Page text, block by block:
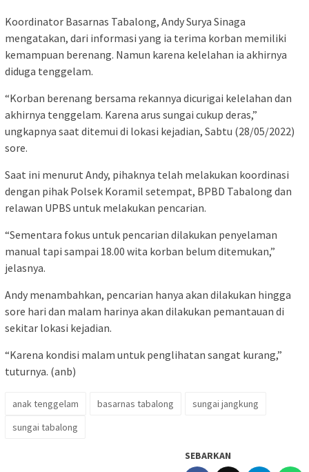
Koordinator Basarnas Tabalong, Andy Surya Sinaga
mengatakan, dari informasi yang ia terima korban memiliki
kemampuan berenang. Namun karena kelelahan ia akhirnya
diduga tenggelam.
“Korban berenang bersama rekannya dicurigai kelelahan dan
akhirnya tenggelam. Karena arus sungai cukup deras,”
ungkapnya saat ditemui di lokasi kejadian, Sabtu (28/05/2022)
sore.
Saat ini menurut Andy, pihaknya telah melakukan koordinasi
dengan pihak Polsek Koramil setempat, BPBD Tabalong dan
relawan UPBS untuk melakukan pencarian.
“Sementara fokus untuk pencarian dilakukan penyelaman
manual tapi sampai 18.00 wita korban belum ditemukan,”
jelasnya.
Andy menambahkan, pencarian hanya akan dilakukan hingga
sore hari dan malam harinya akan dilakukan pemantauan di
sekitar lokasi kejadian.
“Karena kondisi malam untuk penglihatan sangat kurang,”
tuturnya. (anb)
anak tenggelam basarnas tabalong
sungai jangkung
sungai tabalong
SEBARKAN